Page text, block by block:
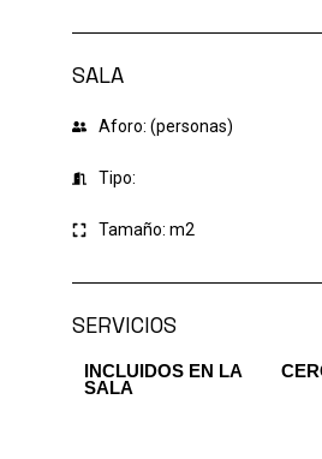
SALA
Aforo: (personas)
Tipo:
Tamaño:m2
SERVICIOS
INCLUIDOS EN LA
SALA